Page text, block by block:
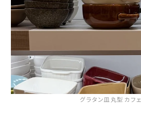
グラタン皿 丸型 カフェ